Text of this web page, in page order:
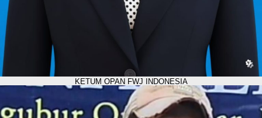
KETUM OPAN FWJ INDONESIA